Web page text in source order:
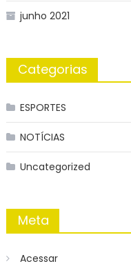
junho 2021
Categorias
ESPORTES
NOTÍCIAS
Uncategorized
Meta
Acessar